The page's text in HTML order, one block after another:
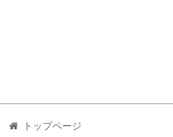
トップページ